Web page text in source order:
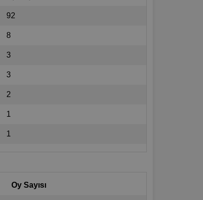
92
8
3
3
2
1
1
Oy Sayısı